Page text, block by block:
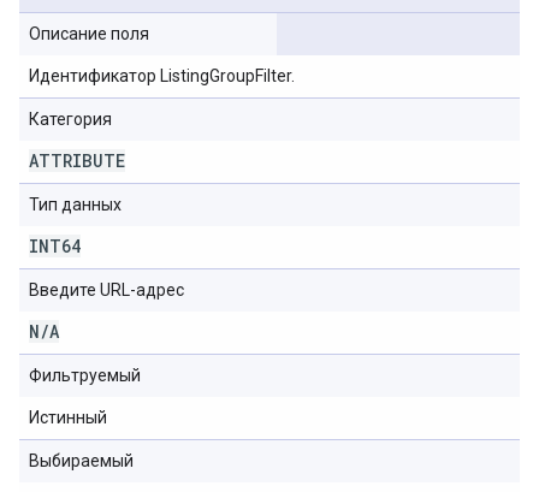
Описание поля
Идентификатор ListingGroupFilter.
Категория
ATTRIBUTE
Тип данных
INT64
Введите URL-адрес
N/A
Фильтруемый
Истинный
Выбираемый